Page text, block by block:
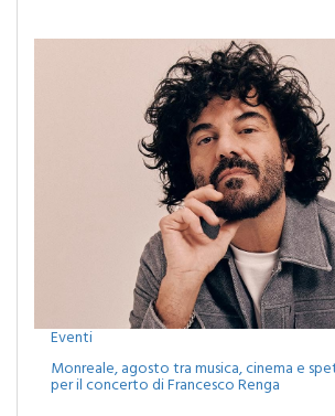
Eventi
Monreale, agosto tra musica, cinema e